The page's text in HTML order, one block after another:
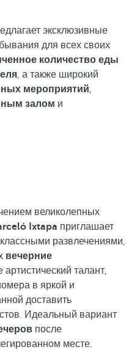
эксклюзивные
для всех своих
количество еды
, а также широкий
мероприятий
залом и
великолепных
Ixtapa приглашает
развлечениями,
вечерние
талант,
в яркой и
доставить
Идеальный вариант
после
месте.